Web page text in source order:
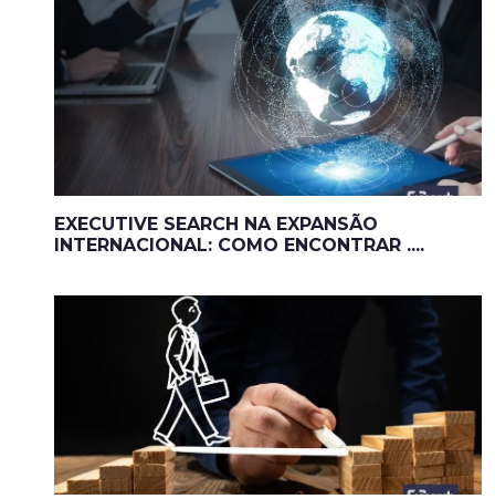
EXECUTIVE SEARCH NA EXPANSÃO
INTERNACIONAL: COMO ENCONTRAR ....